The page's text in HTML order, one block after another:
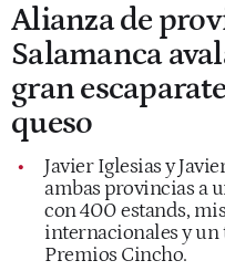
Alianza de
Salamanca
gran
queso
Javier Iglesias y
ambas provincias a
con 400 estands,
internacionales y un
Premios Cincho.